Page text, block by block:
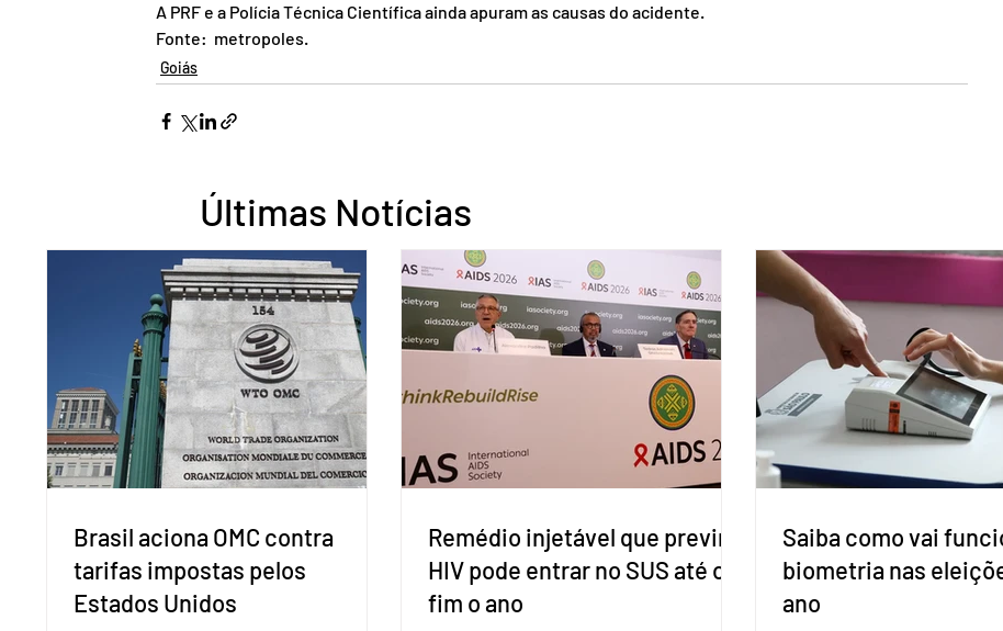
A PRF e a Polícia Técnica Científica ainda apuram as causas do acidente.
Fonte:  metropoles.
Goiás
Últimas Notícias
Brasil aciona OMC contra
tarifas impostas pelos
Estados Unidos
Remédio injetável que previne
HIV pode entrar no SUS até o
fim o ano
Saiba como vai
biometria nas
ano